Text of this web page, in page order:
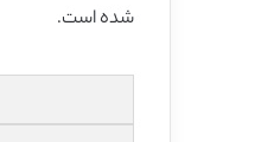
شده است.